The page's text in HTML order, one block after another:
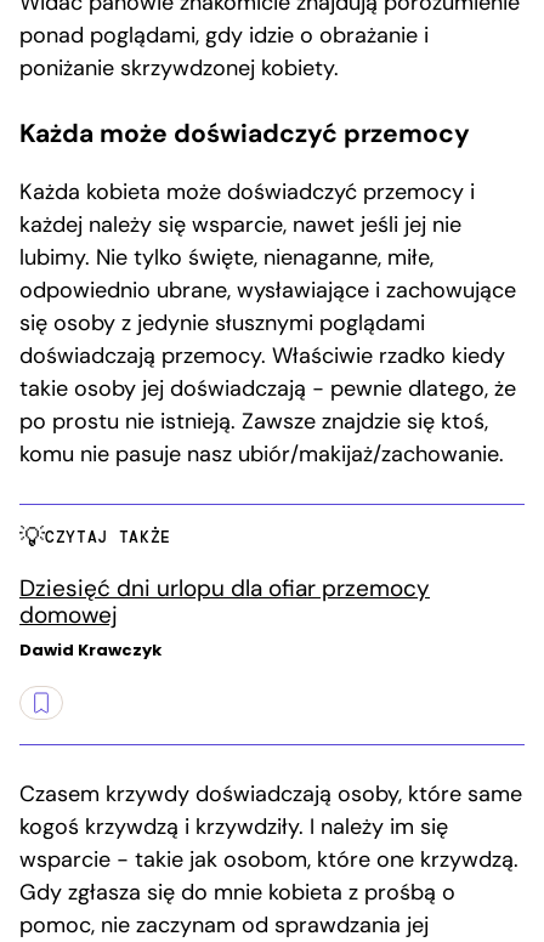
ponad poglądami, gdy idzie o obrażanie i
poniżanie skrzywdzonej kobiety.
Każda może doświadczyć przemocy
Każda kobieta może doświadczyć przemocy i
każdej należy się wsparcie, nawet jeśli jej nie
lubimy. Nie tylko święte, nienaganne, miłe,
odpowiednio ubrane, wysławiające i zachowujące
się osoby z jedynie słusznymi poglądami
doświadczają przemocy. Właściwie rzadko kiedy
takie osoby jej doświadczają − pewnie dlatego, że
po prostu nie istnieją. Zawsze znajdzie się ktoś,
komu nie pasuje nasz ubiór/makijaż/zachowanie.
CZYTAJ TAKŻE
Dziesięć dni urlopu dla ofiar przemocy
domowej
Dawid Krawczyk
Czasem krzywdy doświadczają osoby, które same
kogoś krzywdzą i krzywdziły. I należy im się
wsparcie − takie jak osobom, które one krzywdzą.
Gdy zgłasza się do mnie kobieta z prośbą o
pomoc, nie zaczynam od sprawdzania jej